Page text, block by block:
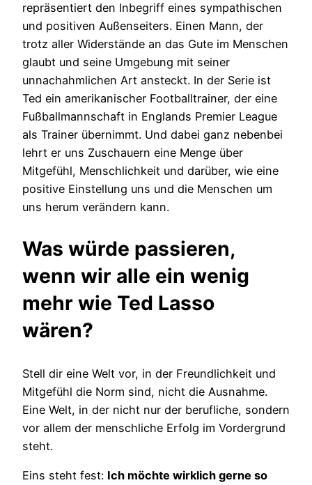
repräsentiert den Inbegriff eines sympathischen
und positiven Außenseiters. Einen Mann, der
trotz aller Widerstände an das Gute im Menschen
glaubt und seine Umgebung mit seiner
unnachahmlichen Art ansteckt. In der Serie ist
Ted ein amerikanischer Footballtrainer, der eine
Fußballmannschaft in Englands Premier League
als Trainer übernimmt. Und dabei ganz nebenbei
lehrt er uns Zuschauern eine Menge über
Mitgefühl, Menschlichkeit und darüber, wie eine
positive Einstellung uns und die Menschen um
uns herum verändern kann.
Was würde passieren,
wenn wir alle ein wenig
mehr wie Ted Lasso
wären?
Stell dir eine Welt vor, in der Freundlichkeit und
Mitgefühl die Norm sind, nicht die Ausnahme.
Eine Welt, in der nicht nur der berufliche, sondern
vor allem der menschliche Erfolg im Vordergrund
steht.
Eins steht fest: Ich möchte wirklich gerne so